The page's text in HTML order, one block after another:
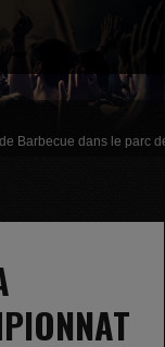
Barbecue dans le parc